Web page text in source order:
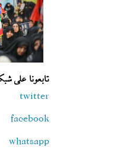
تابعونا على
twitter
facebook
whatsapp